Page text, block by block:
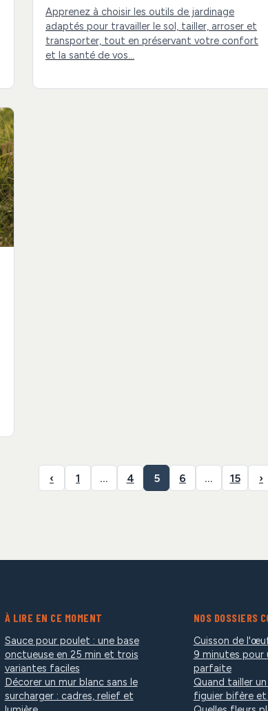
Apprenez à choisir les outils de jardinage
adaptés pour travailler le sol, tailler, arroser et
transporter, tout en préservant votre confort
et la santé de vos…
‹ 1 … 4 5 6 … 15 ›
À LIRE EN CE MOMENT
Sauce pour poulet : une base
onctueuse en 25 min et trois
variantes faciles
Décorer un mur blanc sans le
surcharger : cadres, relief et
NOS DOSSIERS
Cuisson de
9 minutes pour
parfaite
Quand tailler un
figuier bifère et